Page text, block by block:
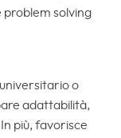
solving
o
adattabilità,
più, favorisce